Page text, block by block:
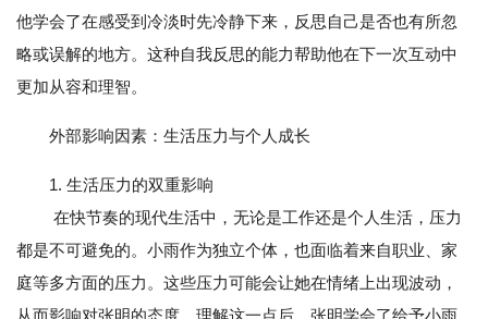
他学会了在感受到冷淡时先冷静下来，反思自己是否也有所忽
略或误解的地方。这种自我反思的能力帮助他在下一次互动中
更加从容和理智。
外部影响因素：生活压力与个人成长
1. 生活压力的双重影响
在快节奏的现代生活中，无论是工作还是个人生活，压力
都是不可避免的。小雨作为独立个体，也面临着来自职业、家
庭等多方面的压力。这些压力可能会让她在情绪上出现波动，
从而影响对张明的态度。理解这一点后，张明学会了给予小雨